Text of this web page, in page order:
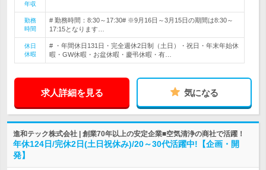
年収
勤務
時間
# 勤務時間：8:30～17:30# ※9月16日～3月15日の期間は8:30～
17:15となります…
休日
休暇
# ・年間休日131日・完全週休2日制（土日）・祝日・年末年始休
暇・GW休暇・お盆休暇・慶弔休暇・有…
求人詳細を見る 気になる
進和テック株式会社 | 創業70年以上の安定企業■空気清浄の商社で活躍！
年休124日/完休2日(土日祝休み)/20～30代活躍中!【企画・開
発】